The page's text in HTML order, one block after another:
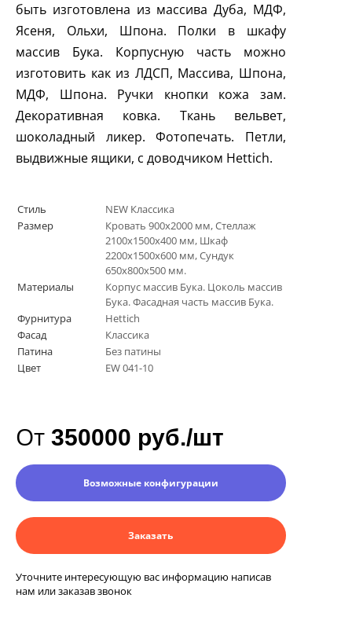
быть изготовлена из массива Дуба, МДФ,
Ясеня, Ольхи, Шпона. Полки в шкафу
массив Бука. Корпусную часть можно
изготовить как из ЛДСП, Массива, Шпона,
МДФ, Шпона. Ручки кнопки кожа зам.
Декоративная ковка. Ткань вельвет,
шоколадный ликер. Фотопечать. Петли,
выдвижные ящики, с доводчиком Hettich.
Стиль
NEW Классика
Размер
Кровать 900х2000 мм, Стеллаж
2100х1500х400 мм, Шкаф
2200х1500х600 мм, Сундук
650х800х500 мм.
Материалы
Корпус массив Бука. Цоколь массив
Бука. Фасадная часть массив Бука.
Фурнитура
Hettich
Фасад
Классика
Патина
Без патины
Цвет
EW 041-10
От 350000 руб./шт
Возможные конфигурации
Заказать
Уточните интересующую вас информацию написав
нам или заказав звонок